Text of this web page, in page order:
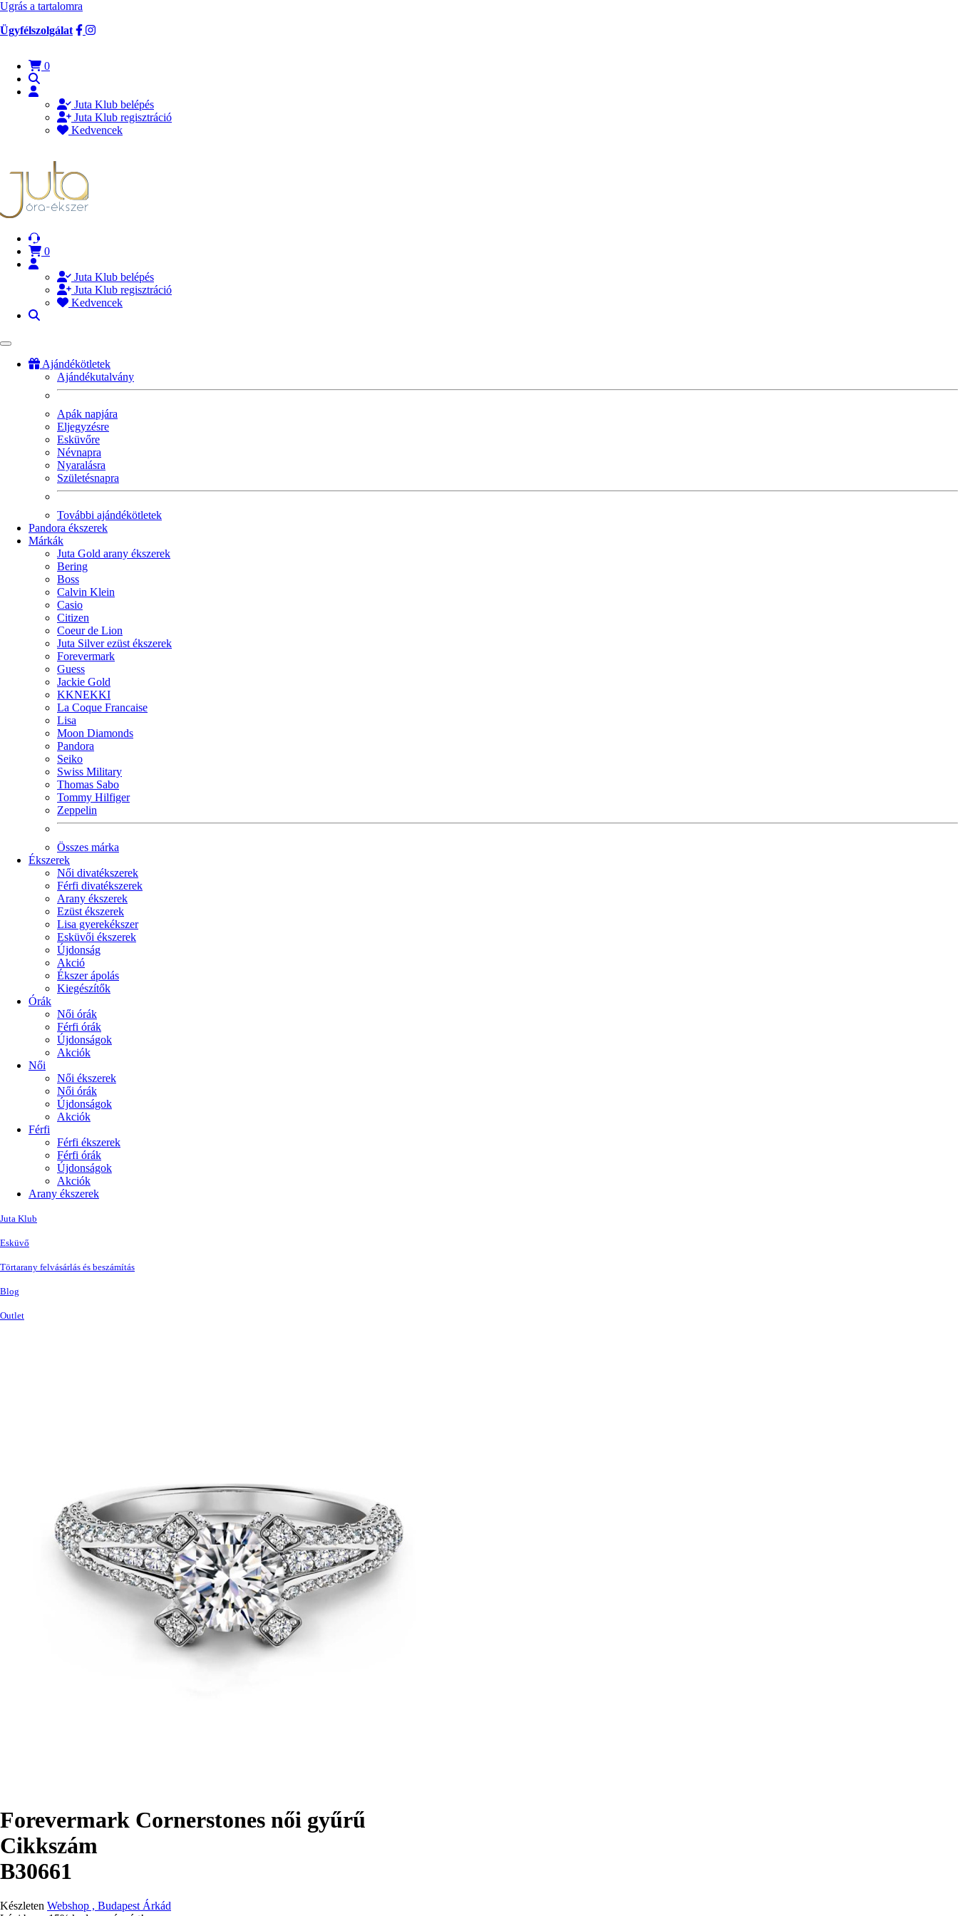
Ugrás a tartalomra
Ügyfélszolgálat
0
Juta Klub belépés
Juta Klub regisztráció
Kedvencek
0
Juta Klub belépés
Juta Klub regisztráció
Kedvencek
Ajándékötletek
Ajándékutalvány
Apák napjára
Eljegyzésre
Esküvőre
Névnapra
Nyaralásra
Születésnapra
További ajándékötletek
Pandora ékszerek
Márkák
Juta Gold arany ékszerek
Bering
Boss
Calvin Klein
Casio
Citizen
Coeur de Lion
Juta Silver ezüst ékszerek
Forevermark
Guess
Jackie Gold
KKNEKKI
La Coque Francaise
Lisa
Moon Diamonds
Pandora
Seiko
Swiss Military
Thomas Sabo
Tommy Hilfiger
Zeppelin
Összes márka
Ékszerek
Női divatékszerek
Férfi divatékszerek
Arany ékszerek
Ezüst ékszerek
Lisa gyerekékszer
Esküvői ékszerek
Újdonság
Akció
Ékszer ápolás
Kiegészítők
Órák
Női órák
Férfi órák
Újdonságok
Akciók
Női
Női ékszerek
Női órák
Újdonságok
Akciók
Férfi
Férfi ékszerek
Férfi órák
Újdonságok
Akciók
Arany ékszerek
Juta Klub
Esküvő
Törtarany felvásárlás és beszámítás
Blog
Outlet
Forevermark Cornerstones női gyűrű
Cikkszám
B30661
Készleten Webshop , Budapest Árkád